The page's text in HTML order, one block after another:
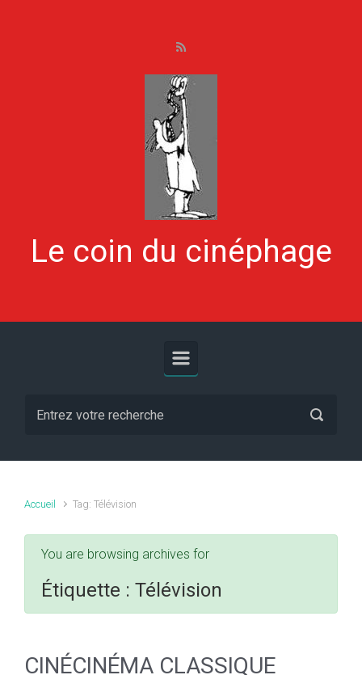
Le coin du cinéphage
Accueil Tag: Télévision
You are browsing archives for
Étiquette : Télévision
CINÉCINÉMA CLASSIQUE